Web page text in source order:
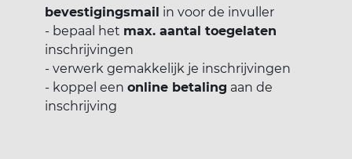
bevestigingsmail in voor de invuller
- bepaal het max. aantal toegelaten
inschrijvingen
- verwerk gemakkelijk je inschrijvingen
- koppel een online betaling aan de
inschrijving